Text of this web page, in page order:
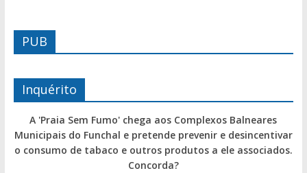
PUB
Inquérito
A 'Praia Sem Fumo' chega aos Complexos Balneares
Municipais do Funchal e pretende prevenir e desincentivar
o consumo de tabaco e outros produtos a ele associados.
Concorda?